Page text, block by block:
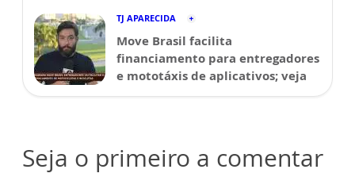
TJ APARECIDA
Move Brasil facilita
financiamento para entregadores
e mototáxis de aplicativos; veja
Seja o primeiro a comentar